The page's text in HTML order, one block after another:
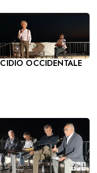
OCCIDENTALE